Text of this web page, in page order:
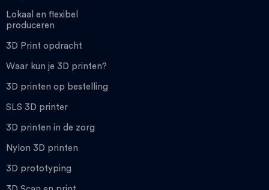
Lokaal en flexibel
produceren
3D Print opdracht
Waar kun je 3D printen?
3D printen op bestelling
SLS 3D printer
3D printen in de zorg
Nylon 3D printen
3D prototyping